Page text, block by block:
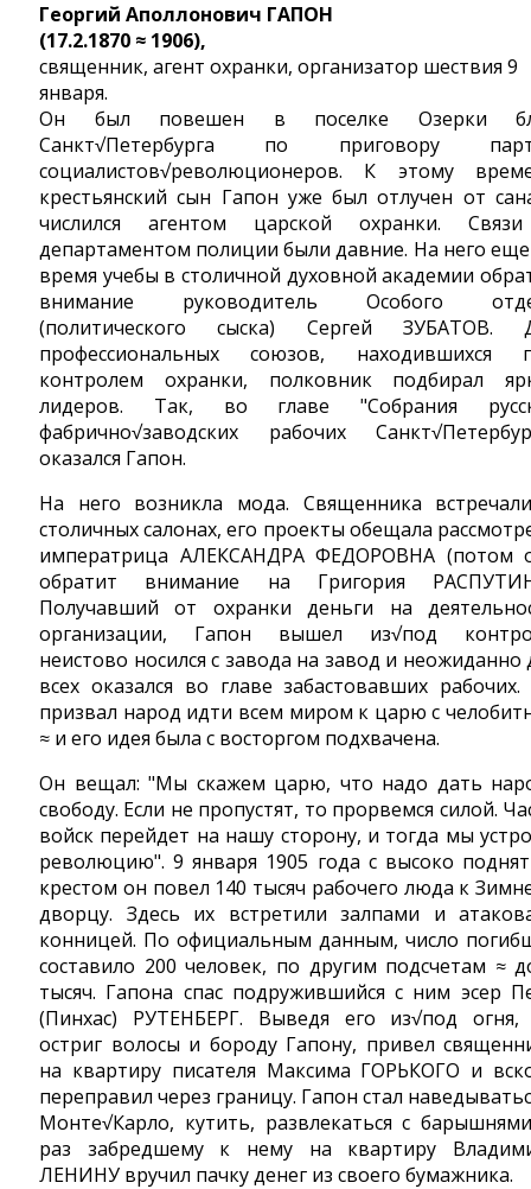
Георгий Аполлонович ГАПОН
(17.2.1870 ≈ 1906),
священник, агент охранки, организатор шествия 9
января.
Он был повешен в поселке Озерки
Санкт√Петербурга по приговору
социалистов√революционеров. К этому
крестьянский сын Гапон уже был отлучен от
числился агентом царской охранки.
департаментом полиции были давние. На него
время учебы в столичной духовной академии
внимание руководитель Особого
(политического сыска) Сергей ЗУБАТОВ.
профессиональных союзов, находившихся
контролем охранки, полковник подбирал
лидеров. Так, во главе "Собрания
фабрично√заводских рабочих
оказался Гапон.
На него возникла мода. Священника
столичных салонах, его проекты обещала
императрица АЛЕКСАНДРА ФЕДОРОВНА (потом
обратит внимание на Григория
Получавший от охранки деньги на
организации, Гапон вышел из√под
неистово носился с завода на завод и неожиданно
всех оказался во главе забастовавших
призвал народ идти всем миром к царю с
≈ и его идея была с восторгом подхвачена.
Он вещал: "Мы скажем царю, что надо дать
свободу. Если не пропустят, то прорвемcя силой.
войск перейдет на нашу сторону, и тогда мы
революцию". 9 января 1905 года с высоко
крестом он повел 140 тысяч рабочего люда к
дворцу. Здесь их встретили залпами и
конницей. По официальным данным, число
составило 200 человек, по другим подсчетам ≈
тысяч. Гапона спас подружившийся с ним эсер
(Пинхас) РУТЕНБЕРГ. Выведя его из√под
остриг волосы и бороду Гапону, привел
на квартиру писателя Максима ГОРЬКОГО и
переправил через границу. Гапон стал
Монте√Карло, кутить, развлекаться с
раз забредшему к нему на квартиру
ЛЕНИНУ вручил пачку денег из своего бумажника.